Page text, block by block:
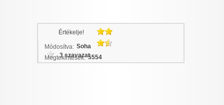
Data Deletion Data Access
Értékelje!
3 szavazat
Módosítva: Soha
Megtekintések: 5554